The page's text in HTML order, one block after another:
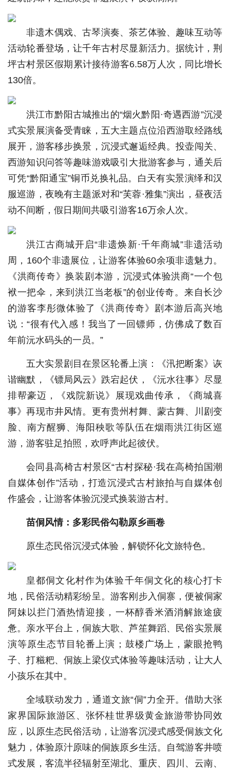
非遗木偶戏、古琴演奏、茶艺体验、趣味互动等
活动轮番登场，让千年古村尽显新活力。据统计，荆
坪古村景区假期累计接待游客6.58万人次，同比增长
130倍。
洪江市黔阳古城推出的“烟火黔阳·奇遇西游”沉浸
式实景展演备受青睐，五大主题点位沿西游取经路线
展开，游客移步换景，沉浸式邂逅经典。投壶闯关、
西游知识问答等趣味游戏吸引大批游客参与，通关后
可凭“黔阳通宝”铜币兑换礼品。白天有实景演绎和汉
服巡游，夜晚有主题派对和“芙蓉·雅集”演出，昼夜活
动不间断，假日期间共吸引游客16万余人次。
洪江古商城开启“非遗焕新·千年商城”非遗活动
周，160个非遗展位，让游客体验60余项非遗魅力。
《洪商传奇》换装剧本游，沉浸式体验洪商“一个包
袱一把伞，来到洪江当老板”的创业传奇。来自长沙
的游客李彤微体验了《洪商传奇》剧本游后高兴地
说：“很有代入感！我当了一回镖师，仿佛成了数百
年前沅水码头的一员。”
五大实景剧目在景区轮番上演：《汛把断案》诙
谐幽默，《镖局风云》跌宕起伏，《沅水往事》尽显
排帮豪迈，《戏院新说》展现戏曲传承，《商城喜
事》再现市井风情。更有贵州村舞、蒙古舞、川剧变
脸、南方醒狮、海阳秧歌等队伍在烟雨洪江街区巡
游，游客驻足拍照，欢呼声此起彼伏。
会同县高椅古村景区“古村探秘·我在高椅拍国潮
自媒体创作”活动，打造沉浸式古村旅拍与自媒体创
作盛会，让游客体验沉浸式换装游古村。
苗侗风情：多彩民俗勾勒原乡画卷
原生态民俗沉浸式体验，解锁怀化文旅特色。
皇都侗文化村作为体验千年侗文化的核心打卡
地，民俗活动精彩纷呈。游客刚步入侗寨，便被侗家
阿妹以拦门酒热情迎接，一杯醇香米酒消解旅途疲
惫。亲水平台上，侗族大歌、芦笙舞蹈、民俗实景展
演等原生态节目轮番上演；鼓楼广场上，蒙眼抢鸭
子、打糍粑、侗族上梁仪式体验等趣味活动，让大人
小孩乐在其中。
全域联动发力，通道文旅“侗”力全开。借助大张
家界国际旅游区、张怀桂世界级黄金旅游带协同效
应，以原生态民俗活动，让游客沉浸式感受侗族文化
魅力，体验原汁原味的侗族原乡生活。自驾游客井喷
式发展，客流半径辐射至湖北、重庆、四川、云南、